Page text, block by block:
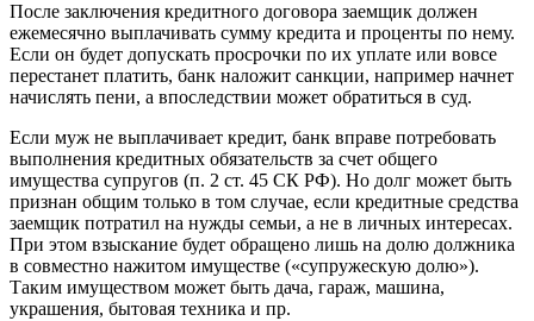
После заключения кредитного договора заемщик должен
ежемесячно выплачивать сумму кредита и проценты по нему.
Если он будет допускать просрочки по их уплате или вовсе
перестанет платить, банк наложит санкции, например начнет
начислять пени, а впоследствии может обратиться в суд.
Если муж не выплачивает кредит, банк вправе потребовать
выполнения кредитных обязательств за счет общего
имущества супругов (п. 2 ст. 45 СК РФ). Но долг может быть
признан общим только в том случае, если кредитные средства
заемщик потратил на нужды семьи, а не в личных интересах.
При этом взыскание будет обращено лишь на долю должника
в совместно нажитом имуществе («супружескую долю»).
Таким имуществом может быть дача, гараж, машина,
украшения, бытовая техника и пр.